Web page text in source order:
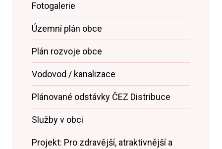
Fotogalerie
Územní plán obce
Plán rozvoje obce
Vodovod / kanalizace
Plánované odstávky ČEZ Distribuce
Služby v obci
Projekt: Pro zdravější, atraktivnější a